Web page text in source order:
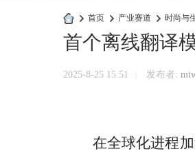
快
业
› 首页 › 产业赛道 › 时尚与
首个离线翻译
2025-8-25 15:51 发布者:
在全球化进程